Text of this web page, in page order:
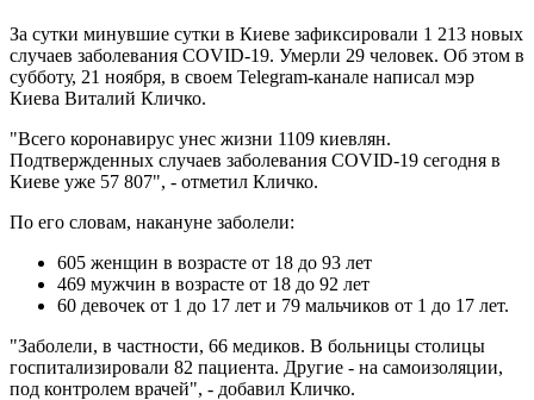
За сутки минувшие сутки в Киеве зафиксировали 1 213 новых
случаев заболевания COVID-19. Умерли 29 человек. Об этом в
субботу, 21 ноября, в своем Telegram-канале написал мэр
Киева Виталий Кличко.
"Всего коронавирус унес жизни 1109 киевлян.
Подтвержденных случаев заболевания COVID-19 сегодня в
Киеве уже 57 807", - отметил Кличко.
По его словам, накануне заболели:
605 женщин в возрасте от 18 до 93 лет
469 мужчин в возрасте от 18 до 92 лет
60 девочек от 1 до 17 лет и 79 мальчиков от 1 до 17 лет.
"Заболели, в частности, 66 медиков. В больницы столицы
госпитализировали 82 пациента. Другие - на самоизоляции,
под контролем врачей", - добавил Кличко.